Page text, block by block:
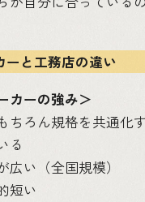
ーと工務店の違い
カーの強み＞
ちろん規格を共通化
る
広い（全国規模）
短い